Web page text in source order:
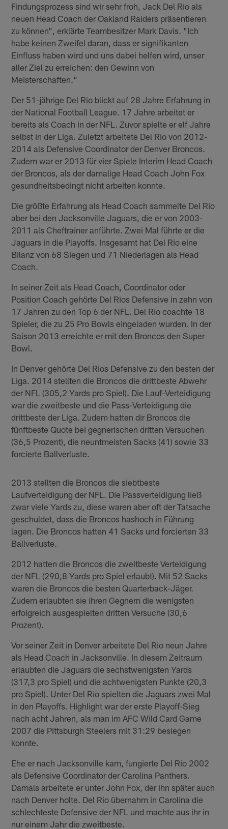
Findungsprozess sind wir sehr froh, Jack Del Rio als
neuen Head Coach der Oakland Raiders präsentieren
zu können", erklärte Teambesitzer Mark Davis. "Ich
habe keinen Zweifel daran, dass er signifikanten
Einfluss haben wird und uns dabei helfen wird, unser
aller Ziel zu erreichen: den Gewinn von
Meisterschaften."
Der 51-jährige Del Rio blickt auf 28 Jahre Erfahrung in
der National Football League. 17 Jahre arbeitet er
bereits als Coach in der NFL. Zuvor spielte er elf Jahre
selbst in der Liga. Zuletzt arbeitete Del Rio von 2012-
2014 als Defensive Coordinator der Denver Broncos.
Zudem war er 2013 für vier Spiele Interim Head Coach
der Broncos, als der damalige Head Coach John Fox
gesundheitsbedingt nicht arbeiten konnte.
Die größte Erfahrung als Head Coach sammelte Del Rio
aber bei den Jacksonville Jaguars, die er von 2003-
2011 als Cheftrainer anführte. Zwei Mal führte er die
Jaguars in die Playoffs. Insgesamt hat Del Rio eine
Bilanz von 68 Siegen und 71 Niederlagen als Head
Coach.
In seiner Zeit als Head Coach, Coordinator oder
Position Coach gehörte Del Rios Defensive in zehn von
17 Jahren zu den Top 6 der NFL. Del Rio coachte 18
Spieler, die zu 25 Pro Bowls eingeladen wurden. In der
Saison 2013 erreichte er mit den Broncos den Super
Bowl.
In Denver gehörte Del Rios Defensive zu den besten der
Liga. 2014 stellten die Broncos die drittbeste Abwehr
der NFL (305,2 Yards pro Spiel). Die Lauf-Verteidigung
war die zweitbeste und die Pass-Verteidigung die
drittbeste der Liga. Zudem hatten dir Broncos die
fünftbeste Quote bei gegnerischen dritten Versuchen
(36,5 Prozent), die neuntmeisten Sacks (41) sowie 33
forcierte Ballverluste.
2013 stellten die Broncos die siebtbeste
Laufverteidigung der NFL. Die Passverteidigung ließ
zwar viele Yards zu, diese waren aber oft der Tatsache
geschuldet, dass die Broncos hashoch in Führung
lagen. Die Broncos hatten 41 Sacks und forcierten 33
Ballverluste.
2012 hatten die Broncos die zweitbeste Verteidigung
der NFL (290,8 Yards pro Spiel erlaubt). Mit 52 Sacks
waren die Broncos die besten Quarterback-Jäger.
Zudem erlaubten sie ihren Gegnern die wenigsten
erfolgreich ausgespielten dritten Versuche (30,6
Prozent).
Vor seiner Zeit in Denver arbeitete Del Rio neun Jahre
als Head Coach in Jacksonville. In diesem Zeitraum
erlaubten die Jaguars die sechstwenigsten Yards
(317,3 pro Spiel) und die achtwenigsten Punkte (20,3
pro Spiel). Unter Del Rio spielten die Jaguars zwei Mal
in den Playoffs. Highlight war der erste Playoff-Sieg
nach acht Jahren, als man im AFC Wild Card Game
2007 die Pittsburgh Steelers mit 31:29 besiegen
konnte.
Ehe er nach Jacksonville kam, fungierte Del Rio 2002
als Defensive Coordinator der Carolina Panthers.
Damals arbeitete er unter John Fox, der ihn später auch
nach Denver holte. Del Rio übernahm in Carolina die
schlechteste Defensive der NFL und machte aus ihr in
nur einem Jahr die zweitbeste.